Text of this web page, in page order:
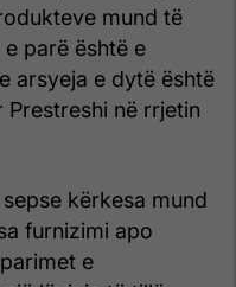
mund të
parë është e
arsyeja e dytë është
Prestreshi në rrjetin
kërkesa mund
furnizimi apo
e